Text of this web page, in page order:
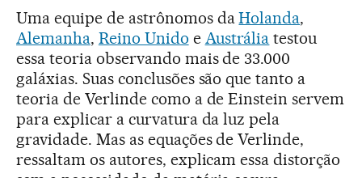
Uma equipe de astrônomos daHolanda,
Alemanha, Reino Unido e Austrália testou
essa teoria observando mais de 33.000
galáxias. Suas conclusões são que tanto a
teoria de Verlinde como a de Einstein servem
para explicar a curvatura da luz pela
gravidade. Mas as equações de Verlinde,
ressaltam os autores, explicam essa distorção